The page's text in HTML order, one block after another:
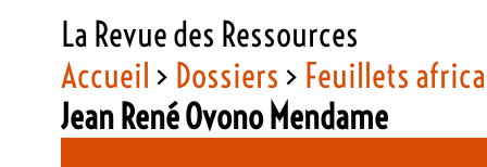
La Revue des Ressources
Accueil > Dossiers > Feuillets
Jean René Ovono Mendame